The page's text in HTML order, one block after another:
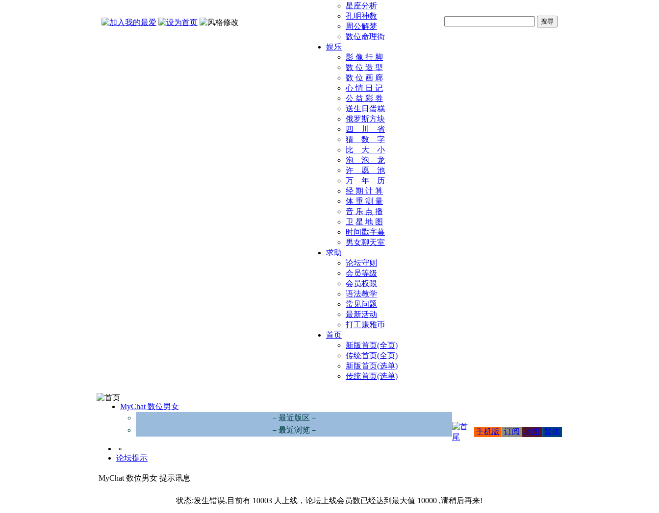
星座分析
孔明神数
周公解梦
数位命理街
娱乐
影 像 行 脚
数 位 造 型
数 位 画 廊
心 情 日 记
公 益 彩 券
送生日蛋糕
俄罗斯方块
四 川 省
猜 数 字
比 大 小
泡 泡 龙
许 愿 池
万 年 历
经 期 计 算
体 重 测 量
音 乐 点 播
卫 星 地 图
时间戳字幕
男女聊天室
求助
论坛守则
会员等级
会员权限
语法教学
常见问题
最新活动
打工赚雅币
首页
新版首页(全页)
传统首页(全页)
新版首页(选单)
传统首页(选单)
MyChat 数位男女
－最近版区－
－最近浏览－
»
论坛提示
手机版 订阅 地图 繁体
MyChat 数位男女 提示讯息
状态:发生错误,目前有 10003 人上线，论坛上线会员数已经达到最大值 10000 ,请稍后再来!